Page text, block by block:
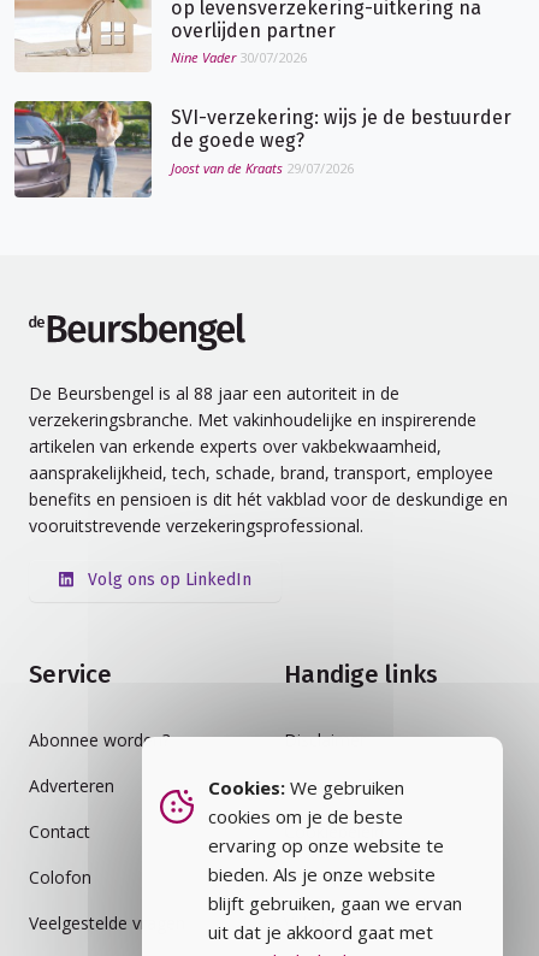
op levensverzekering-uitkering na
overlijden partner
Nine Vader 30/07/2026
SVI-verzekering: wijs je de bestuurder
de goede weg?
Joost van de Kraats 29/07/2026
De Beursbengel is al 88 jaar een autoriteit in de
verzekeringsbranche. Met vakinhoudelijke en inspirerende
artikelen van erkende experts over vakbekwaamheid,
aansprakelijkheid, tech, schade, brand, transport, employee
benefits en pensioen is dit hét vakblad voor de deskundige en
vooruitstrevende verzekeringsprofessional.
Volg ons op LinkedIn
Service
Abonnee worden?
Adverteren
Contact
Colofon
Veelgestelde vragen
Handige links
Disclaimer
Auteursrecht
Cookiebeleid
Privacybeleid
Vakblad
Cookies: We gebruiken
cookies om je de beste
ervaring op onze website te
bieden. Als je onze website
blijft gebruiken, gaan we ervan
uit dat je akkoord gaat met